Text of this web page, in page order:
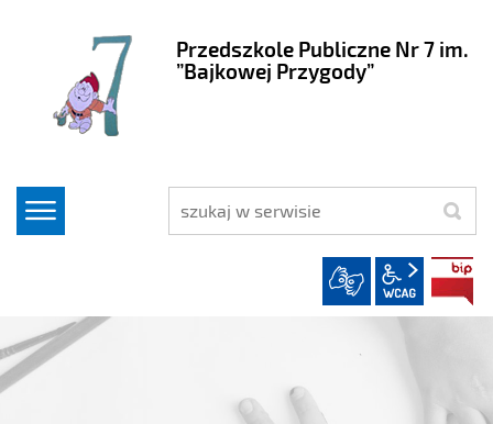
Przedszkole Publiczne Nr 7 im.
”Bajkowej Przygody”
szukaj
wcag2.1